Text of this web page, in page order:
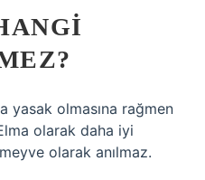
yasak olmasına rağmen
olarak daha iyi
olarak anılmaz.